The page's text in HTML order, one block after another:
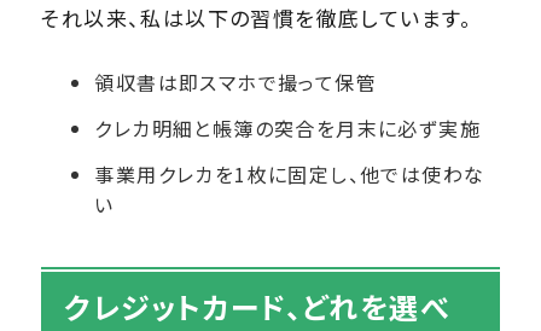
それ以来、私は以下の習慣を徹底しています。
領収書は即スマホで撮って保管
クレカ明細と帳簿の突合を月末に必ず実施
事業用クレカを1枚に固定し、他では使わな
い
クレジットカード、どれを選べ